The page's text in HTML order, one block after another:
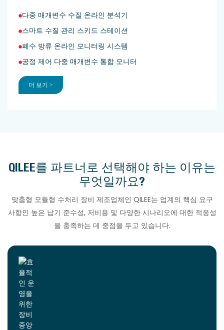
다중 매개변수 수질 온라인 분석기
스마트 수질 관리 스키드 스테이션
폐수 방류 온라인 모니터링 시스템
공정 제어 다중 매개변수 통합 모니터
더 보기 >
QILEE를 파트너로 선택해야 하는 이유는
무엇일까요?
맞춤형 모듈형 수처리 장비 제조업체인 QILEE는 업계의 핵심 요구
사항인 높은 납기 준수성, 저비용 및 다양한 시나리오에 대한 적응성
을 충족하는 데 중점을 두고 있습니다.